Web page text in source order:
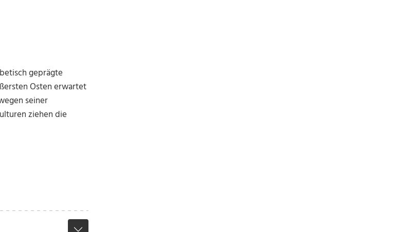
geprägte
Osten erwartet
seiner
ziehen die